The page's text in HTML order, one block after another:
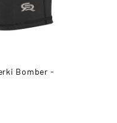
Bomber -